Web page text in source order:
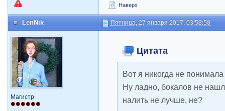
Наверх
LenNik Пятница, 27 января 2017, 03:58:58
Магистр
Цитата
Вот я никогда не
Ну ладно, бокалов не
налить не лучше, не?